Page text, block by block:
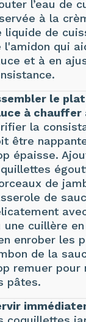
l’eau de
à la
liquide de
l'amidon qui
et à en
le
à chauffer
la
être
épaisse.
de
de
une cuillère
enrober les
de la
remuer pour
pâtes.